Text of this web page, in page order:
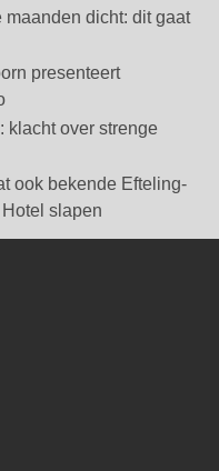
dicht: dit gaat
presenteert
klacht over strenge
ook bekende Efteling-
slapen